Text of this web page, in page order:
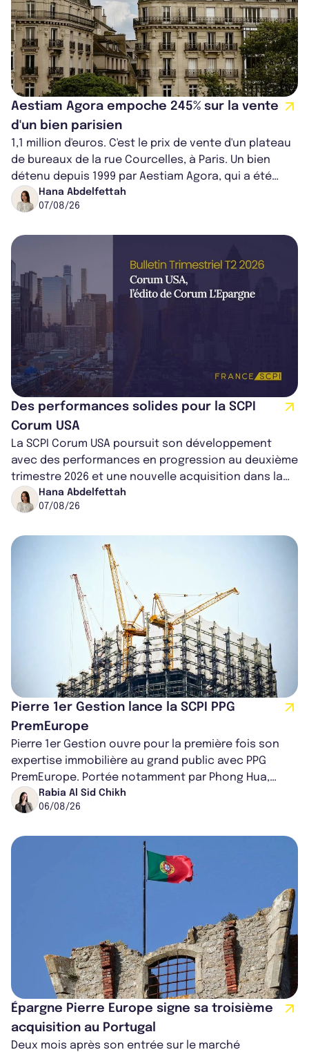
Aestiam Agora empoche 245% sur la vente
d'un bien parisien
1,1 million d'euros. C'est le prix de vente d'un plateau
de bureaux de la rue Courcelles, à Paris. Un bien
détenu depuis 1999 par Aestiam Agora, qui a été
cédé avec une plus-value...
Hana Abdelfettah
07/08/26
Des performances solides pour la SCPI
Corum USA
La SCPI Corum USA poursuit son développement
avec des performances en progression au deuxième
trimestre 2026 et une nouvelle acquisition dans la
région de Chicago. Entre hausse de...
Hana Abdelfettah
07/08/26
Pierre 1er Gestion lance la SCPI PPG
PremEurope
Pierre 1er Gestion ouvre pour la première fois son
expertise immobilière au grand public avec PPG
PremEurope. Portée notamment par Phong Hua,
ancien directeur des investissements d...
Rabia Al Sid Chikh
06/08/26
Épargne Pierre Europe signe sa troisième
acquisition au Portugal
Deux mois après son entrée sur le marché